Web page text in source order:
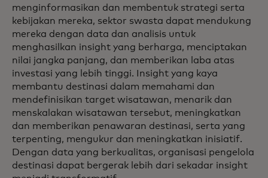
menginformasikan dan membentuk strategi serta
kebijakan mereka, sektor swasta dapat mendukung
mereka dengan data dan analisis untuk
menghasilkan insight yang berharga, menciptakan
nilai jangka panjang, dan memberikan laba atas
investasi yang lebih tinggi. Insight yang kaya
membantu destinasi dalam memahami dan
mendefinisikan target wisatawan, menarik dan
menskalakan wisatawan tersebut, meningkatkan
dan memberikan penawaran destinasi, serta yang
terpenting, mengukur dan meningkatkan inisiatif.
Dengan data yang berkualitas, organisasi pengelola
destinasi dapat bergerak lebih dari sekadar insight